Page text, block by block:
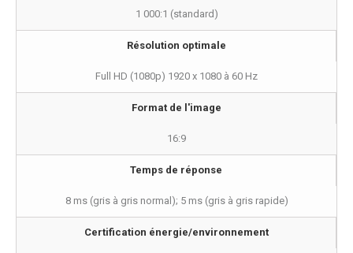
1 000:1 (standard)
Résolution optimale
Full HD (1080p) 1920 x 1080 à 60 Hz
Format de l'image
16:9
Temps de réponse
8 ms (gris à gris normal); 5 ms (gris à gris rapide)
Certification énergie/environnement